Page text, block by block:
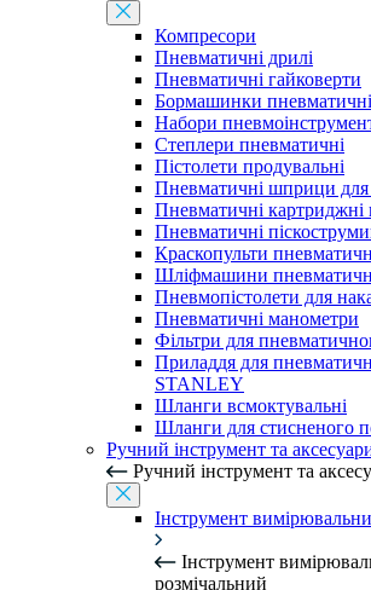
Компресори
Пневматичні дрилі
Пневматичні гайковерти
Бормашинки пневматичні
Набори
Степлери пневматичні
Пістолети продувальні
Пневматичні шприци для
Пневматичні картриджні
Пневматичні
Краскопульти
Шліфмашини
Пневмопістолети для
Пневматичні манометри
Фільтри для
Приладдя для
STANLEY
Шланги всмоктувальні
Шланги для стисненого
Ручний інструмент та
Ручний інструмент та
Інструмент
Інструмент
розмічальний